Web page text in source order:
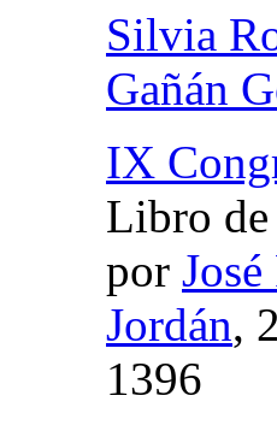
Silvia
Gañán
IX
Libro de
por
Jordán,
1396